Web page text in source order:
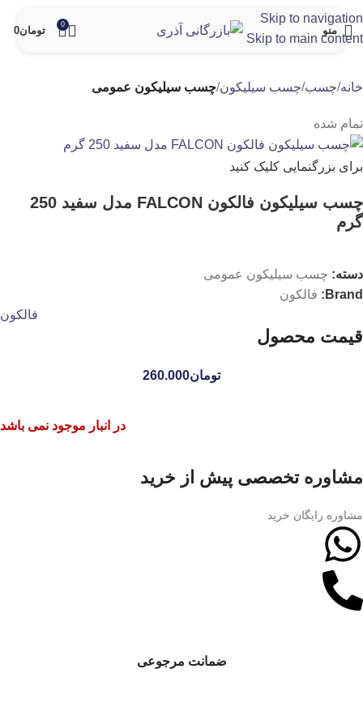
Skip to navigation
Skip to main content
منو
0
تومان0
خانه چسب چسب سیلیکون چسب سیلیکون عمومی
تمام شده
برای بزرگنمایی کلیک کنید
چسب سیلیکون فالکون FALCON مدل سفید 250
گرم
دسته: چسب سیلیکون عمومی
Brand:
فالکون
فالکون
قیمت محصول
تومان260.000
در انبار موجود نمی باشد
مشاوره تخصصی پیش از خرید
مشاوره رایگان خرید
ضمانت مرجوعی